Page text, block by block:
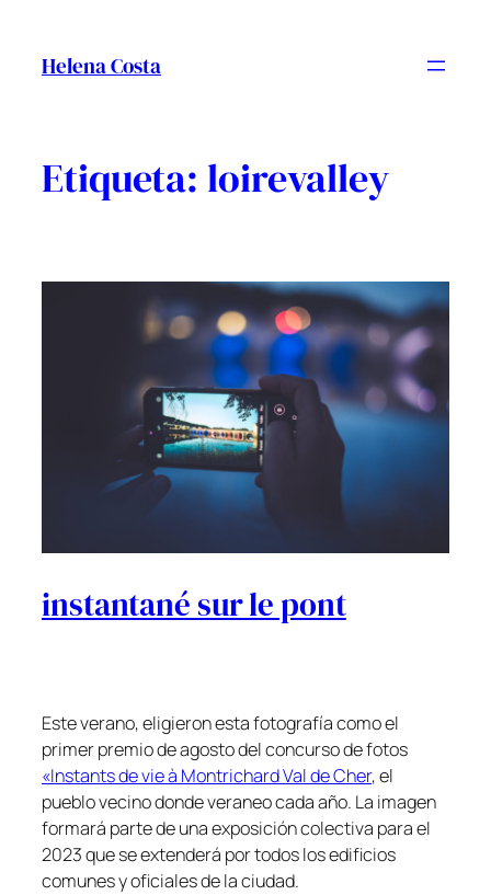
contingut
Helena Costa
Etiqueta: loirevalley
instantané sur le pont
Este verano, eligieron esta fotografía como el
primer premio de agosto del concurso de fotos
«Instants de vie à Montrichard Val de Cher, el
pueblo vecino donde veraneo cada año. La imagen
formará parte de una exposición colectiva para el
2023 que se extenderá por todos los edificios
comunes y oficiales de la ciudad.